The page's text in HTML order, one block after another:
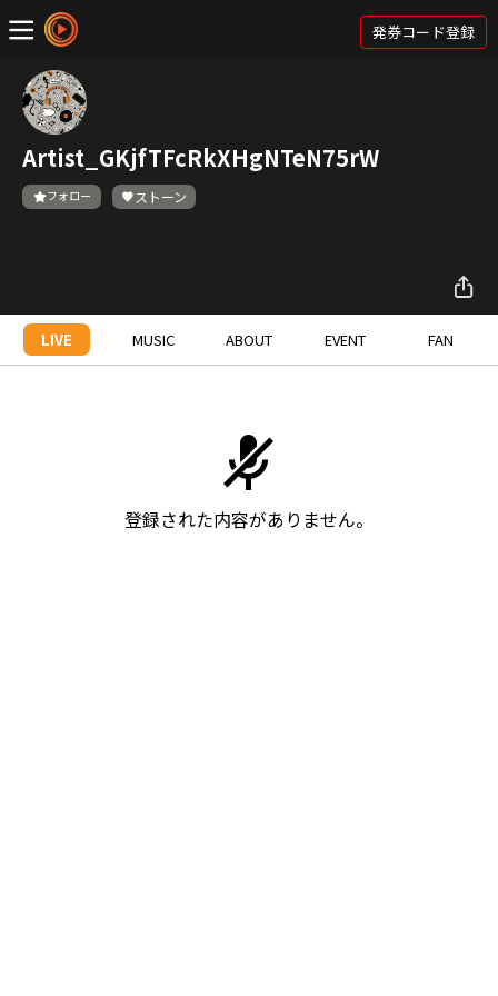
発券コード登録
Artist_GKjfTFcRkXHgNTeN75rW
フォロー ストーン
LIVE MUSIC ABOUT EVENT FAN
登録された内容がありません。